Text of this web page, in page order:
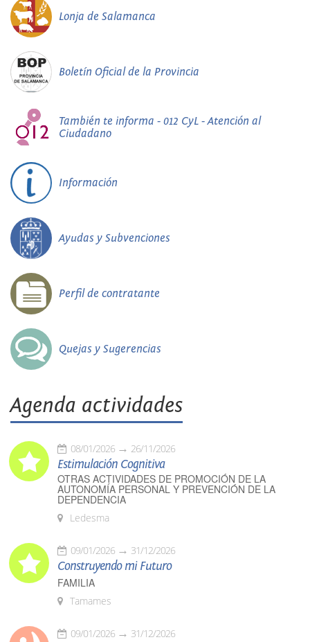
Lonja de Salamanca
Boletín Oficial de la Provincia
También te informa - 012 CyL - Atención al
Ciudadano
Información
Ayudas y Subvenciones
Perfil de contratante
Quejas y Sugerencias
Agenda actividades
08/01/2026 26/11/2026
Estimulación Cognitiva
OTRAS ACTIVIDADES DE PROMOCIÓN DE LA
AUTONOMÍA PERSONAL Y PREVENCIÓN DE LA
DEPENDENCIA
Ledesma
09/01/2026 31/12/2026
Construyendo mi Futuro
FAMILIA
Tamames
09/01/2026 31/12/2026